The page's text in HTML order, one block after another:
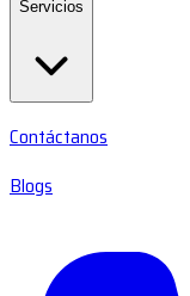
Servicios
Contáctanos
Blogs